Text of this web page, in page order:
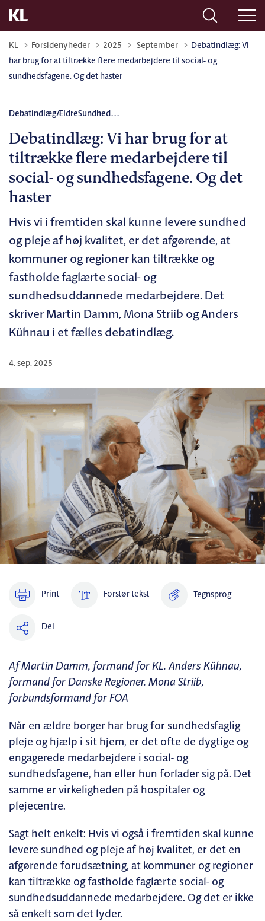
KL Forsidenyheder 2025 Tilbage til
September
Debatindlæg: Vi
har brug for at tiltrække flere medarbejdere til social- og
sundhedsfagene. Og det haster
DebatindlægÆldreSundhed ...
Debatindlæg: Vi har brug for at
tiltrække flere medarbejdere til
social- og sundhedsfagene. Og det
haster
Hvis vi i fremtiden skal kunne levere sundhed
og pleje af høj kvalitet, er det afgørende, at
kommuner og regioner kan tiltrække og
fastholde faglærte social- og
sundhedsuddannede medarbejdere. Det
skriver Martin Damm, Mona Striib og Anders
Kühnau i et fælles debatindlæg.
4. sep. 2025
Print Forstør tekst Tegnsprog
Del
Af Martin Damm, formand for KL. Anders Kühnau,
formand for Danske Regioner. Mona Striib,
forbundsformand for FOA
Når en ældre borger har brug for sundhedsfaglig
pleje og hjælp i sit hjem, er det ofte de dygtige og
engagerede medarbejdere i social- og
sundhedsfagene, han eller hun forlader sig på. Det
samme er virkeligheden på hospitaler og
plejecentre.
Sagt helt enkelt: Hvis vi også i fremtiden skal kunne
levere sundhed og pleje af høj kvalitet, er det en
afgørende forudsætning, at kommuner og regioner
kan tiltrække og fastholde faglærte social- og
sundhedsuddannede medarbejdere. Og det er ikke
så enkelt som det lyder.